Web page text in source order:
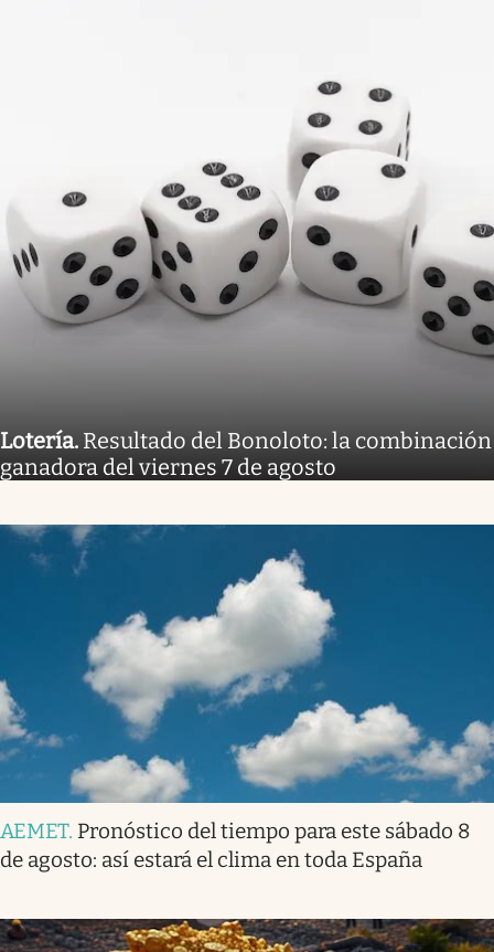
Lotería. Resultado del Bonoloto: la combinación
ganadora del viernes 7 de agosto
AEMET. Pronóstico del tiempo para este sábado 8
de agosto: así estará el clima en toda España